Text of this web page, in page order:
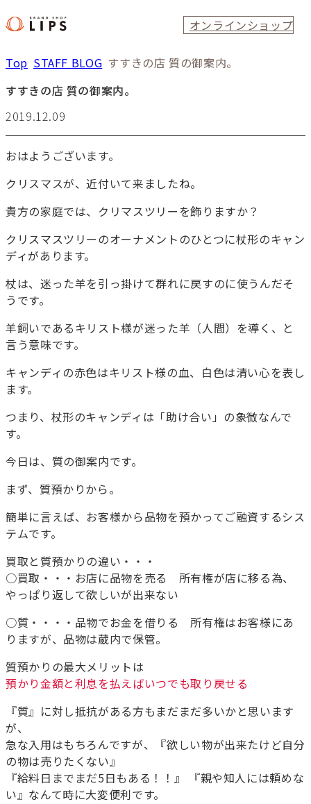
オンラインショップ
Top STAFF BLOG すすきの店 質の御案内。
すすきの店 質の御案内。
2019.12.09
おはようございます。
クリスマスが、近付いて来ましたね。
貴方の家庭では、クリマスツリーを飾りますか？
クリスマスツリーのオーナメントのひとつに杖形のキャン
ディがあります。
杖は、迷った羊を引っ掛けて群れに戻すのに使うんだそ
うです。
羊飼いであるキリスト様が迷った羊（人間）を導く、と
言う意味です。
キャンディの赤色はキリスト様の血、白色は清い心を表し
ます。
つまり、杖形のキャンディは「助け合い」の象徴なんで
す。
今日は、質の御案内です。
まず、質預かりから。
簡単に言えば、お客様から品物を預かってご融資するシス
テムです。
買取と質預かりの違い・・・
○買取・・・お店に品物を売る 所有権が店に移る為、
やっぱり返して欲しいが出来ない
○質・・・・品物でお金を借りる 所有権はお客様にあ
りますが、品物は蔵内で保管。
質預かりの最大メリットは
預かり金額と利息を払えばいつでも取り戻せる
『質』に対し抵抗がある方もまだまだ多いかと思います
が、
急な入用はもちろんですが、『欲しい物が出来たけど自分
の物は売りたくない』
『給料日までまだ5日もある！！』 『親や知人には頼めな
い』なんて時に大変便利です。